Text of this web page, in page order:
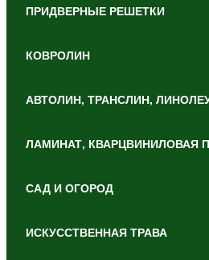
ПРИДВЕРНЫЕ РЕШЕТКИ
КОВРОЛИН
АВТОЛИН, ТРАНСЛИН,
ЛАМИНАТ, КВАРЦВИНИЛОВАЯ
САД И ОГОРОД
ИСКУССТВЕННАЯ ТРАВА